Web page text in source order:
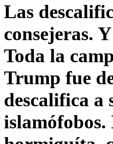
Las
consejeras.
Toda la
Trump fue
descalifica a